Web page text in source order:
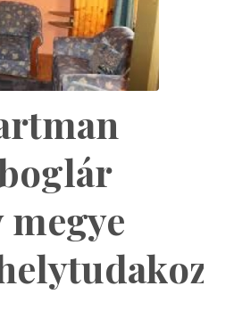
megye